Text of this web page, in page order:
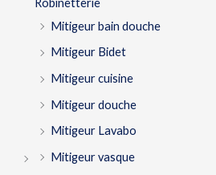
Mitigeur bain douche
Mitigeur Bidet
Mitigeur cuisine
Mitigeur douche
Mitigeur Lavabo
Mitigeur vasque